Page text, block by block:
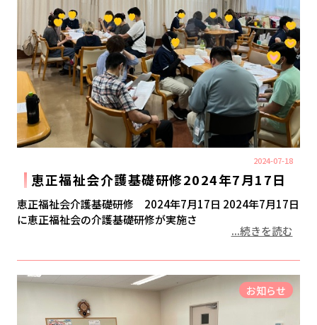
2024-07-18
恵正福祉会介護基礎研修2024年7月17日
恵正福祉会介護基礎研修 2024年7月17日 2024年7月17日
に恵正福祉会の介護基礎研修が実施さ
...続きを読む
お知らせ